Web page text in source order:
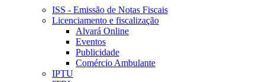
ISS - Emissão de Notas Fiscais
Licenciamento e fiscalização
Alvará Online
Eventos
Publicidade
Comércio Ambulante
IPTU